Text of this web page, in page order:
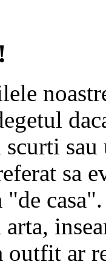
sau
sa
arta,
outfit ar